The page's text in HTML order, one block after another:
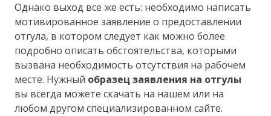
Однако выход все же есть: необходимо написать
мотивированное заявление о предоставлении
отгула, в котором следует как можно более
подробно описать обстоятельства, которыми
вызвана необходимость отсутствия на рабочем
месте. Нужный образец заявления на отгулы
вы всегда можете скачать на нашем или на
любом другом специализированном сайте.